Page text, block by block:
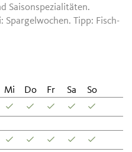
Saisonspezialitäten.
Spargelwochen. Tipp: Fisch-
Mi Do Fr Sa
So